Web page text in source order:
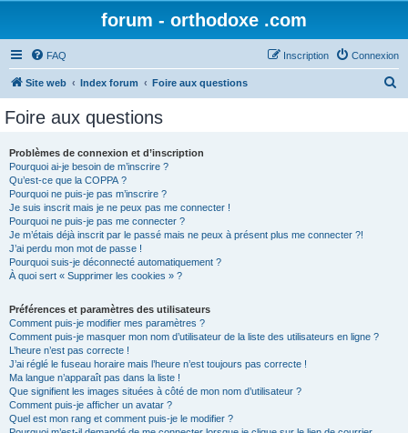
forum - orthodoxe .com
FAQ Connexion
Inscription
Site web Index forum Foire aux questions
Foire aux questions
Problèmes de connexion et d’inscription
Pourquoi ai-je besoin de m’inscrire ?
Qu’est-ce que la COPPA ?
Pourquoi ne puis-je pas m’inscrire ?
Je suis inscrit mais je ne peux pas me connecter !
Pourquoi ne puis-je pas me connecter ?
Je m’étais déjà inscrit par le passé mais ne peux à présent plus me connecter ?!
J’ai perdu mon mot de passe !
Pourquoi suis-je déconnecté automatiquement ?
À quoi sert « Supprimer les cookies » ?
Préférences et paramètres des utilisateurs
Comment puis-je modifier mes paramètres ?
Comment puis-je masquer mon nom d’utilisateur de la liste des utilisateurs en ligne ?
L’heure n’est pas correcte !
J’ai réglé le fuseau horaire mais l’heure n’est toujours pas correcte !
Ma langue n’apparaît pas dans la liste !
Que signifient les images situées à côté de mon nom d’utilisateur ?
Comment puis-je afficher un avatar ?
Quel est mon rang et comment puis-je le modifier ?